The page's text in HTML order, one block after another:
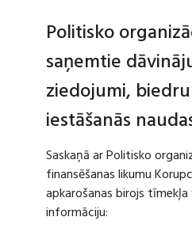
Politisko
saņemtie
ziedojumi,
iestāšanās
Saskaņā ar Politisko
finansēšanas likumu
apkarošanas birojs
informāciju: